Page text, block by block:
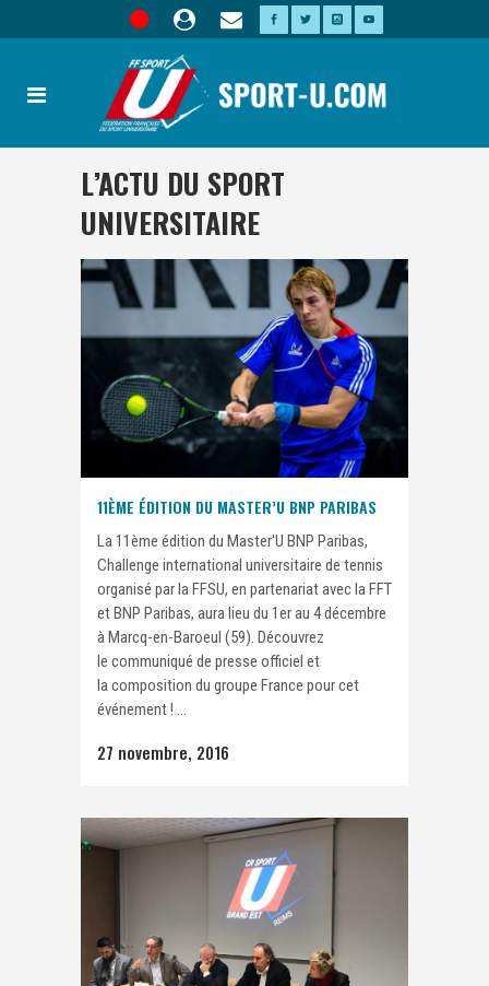
L’ACTU DU SPORT
UNIVERSITAIRE
11ÈME ÉDITION DU MASTER’U BNP PARIBAS
La 11ème édition du Master'U BNP Paribas,
Challenge international universitaire de tennis
organisé par la FFSU, en partenariat avec la FFT
et BNP Paribas, aura lieu du 1er au 4 décembre
à Marcq-en-Baroeul (59). Découvrez
le communiqué de presse officiel et
la composition du groupe France pour cet
événement ! ...
27 novembre, 2016